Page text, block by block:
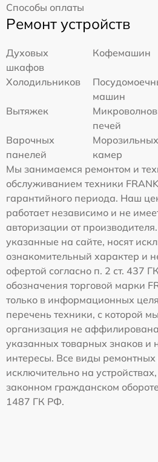
Способы оплаты
Ремонт устройств
Духовых
шкафов
Кофемашин
Холодильников
машин
Вытяжек
печей
Варочных
панелей
Морозильных
камер
Мы занимаемся ремонтом и
обслуживанием техники
гарантийного периода. Наш
работает независимо и не
авторизации от
указанные на сайте, носят
ознакомительный характер и
офертой согласно п. 2 ст. 437
обозначения торговой марки
только в информационных
перечень техники, с которой
организация не
указанных товарных знаков и
интересы. Все виды
исключительно на
законном гражданском
1487 ГК РФ.